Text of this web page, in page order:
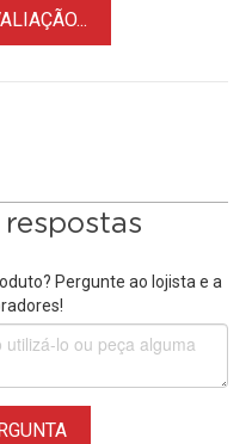
eventos esportivos,
livestream e outras
Pergunte ao lojista e a